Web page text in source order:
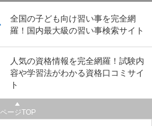
全国の子ども向け習い事を完全網
羅！国内最大級の習い事検索サイト
人気の資格情報を完全網羅！試験内
容や学習法がわかる資格口コミサイ
ト
ページTOP